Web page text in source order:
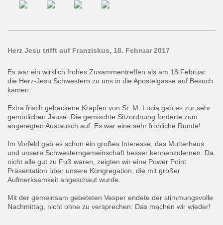
Herz Jesu trifft auf Franziskus, 18. Februar 2017
Es war ein wirklich frohes Zusammentreffen als am 18.Februar
die Herz-Jesu Schwestern zu uns in die Apostelgasse auf Besuch
kamen.
Extra frisch gebackene Krapfen von Sr. M. Lucia gab es zur sehr
gemütlichen Jause. Die gemischte Sitzordnung forderte zum
angeregten Austausch auf. Es war eine sehr fröhliche Runde!
Im Vorfeld gab es schon ein großes Interesse, das Mutterhaus
und unsere Schwesterngemeinschaft besser kennenzulernen. Da
nicht alle gut zu Fuß waren, zeigten wir eine Power Point
Präsentation über unsere Kongregation, die mit großer
Aufmerksamkeit angeschaut wurde.
Mit der gemeinsam gebeteten Vesper endete der stimmungsvolle
Nachmittag, nicht ohne zu versprechen: Das machen wir wieder!